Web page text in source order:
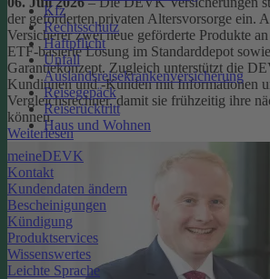
Kfz
Rechtsschutz
Haftpflicht
Unfall
Auslandsreisekrankenversicherung
Reisegepäck
Reiserücktritt
Haus und Wohnen
meineDEVK
Kontakt
Kundendaten ändern
Bescheinigungen
Kündigung
Produktservices
Wissenswertes
Leichte Sprache
der geförderten privaten Altersvorsorge ein.
Versicherer zwei neue geförderte Produkte
ETF-basierte Lösung im Standarddepot
Garantiekonzept. Zugleich unterstützt die
Kundinnen und -Kunden mit Informationen
Vergleichsrechner, damit sie frühzeitig ihre
können.
Weiterlesen